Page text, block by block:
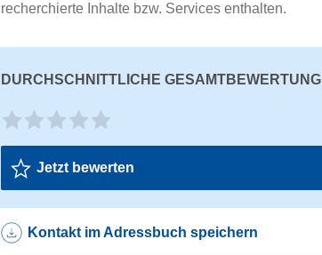
recherchierte Inhalte bzw. Services enthalten.
DURCHSCHNITTLICHE GESAMTBEWERTUNG
Jetzt bewerten
Kontakt im Adressbuch speichern